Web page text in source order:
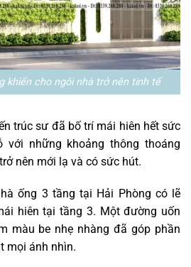
khiến cho ngôi nhà trở nên tinh tế
trúc sư đã bố trí mái hiên hết sức
những khoảng thông thoáng
nên mới lạ và có sức hút.
ống 3 tầng tại Hải Phòng có lẽ
hiên tại tầng 3. Một đường uốn
màu be nhẹ nhàng đã góp phần
mọi ánh nhìn.